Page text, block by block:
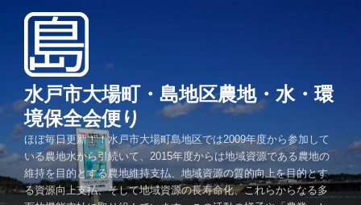
へ
キ
プ
水戸市大場町・島地区農地・水・環
境保全会便り
ほぼ毎日更新！！水戸市大場町島地区では2009年度から参加して
いる農地水から引続いて、2015年度からは地域資源である農地の
維持を目的とする農地維持支払、地域資源の質的向上を目的とす
る資源向上支払、そして地域資源の長寿命化、これらからなる多